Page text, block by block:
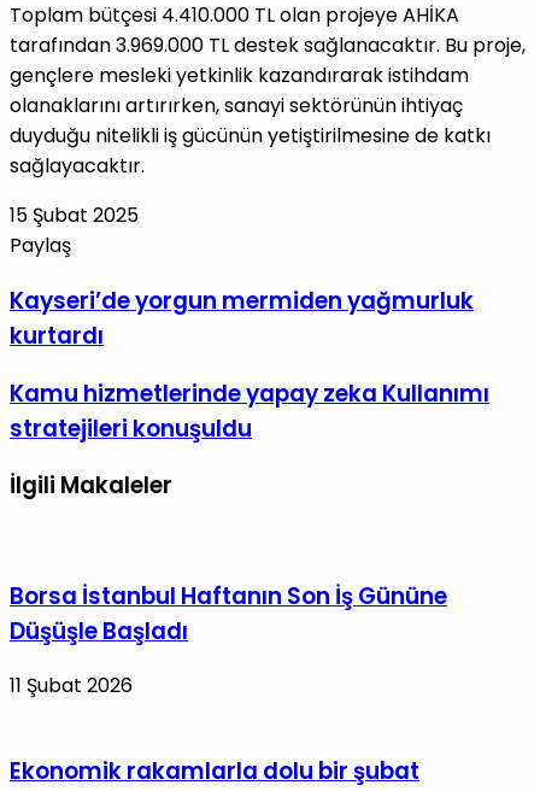
Toplam bütçesi 4.410.000 TL olan projeye AHİKA
tarafından 3.969.000 TL destek sağlanacaktır. Bu proje,
gençlere mesleki yetkinlik kazandırarak istihdam
olanaklarını artırırken, sanayi sektörünün ihtiyaç
duyduğu nitelikli iş gücünün yetiştirilmesine de katkı
sağlayacaktır.
15 Şubat 2025
Paylaş
Posta
ile
Kayseri’de
yorgun
yağmurluk
kurtardı
Kayseri’de yorgun mermiden yağmurluk
kurtardı
Kamu
hizmetlerinde
zeka
Kamu hizmetlerinde yapay zeka Kullanımı
stratejileri konuşuldu
İlgili Makaleler
Borsa İstanbul Haftanın Son İş Gününe
Düşüşle Başladı
11 Şubat 2026
Ekonomik rakamlarla dolu bir şubat